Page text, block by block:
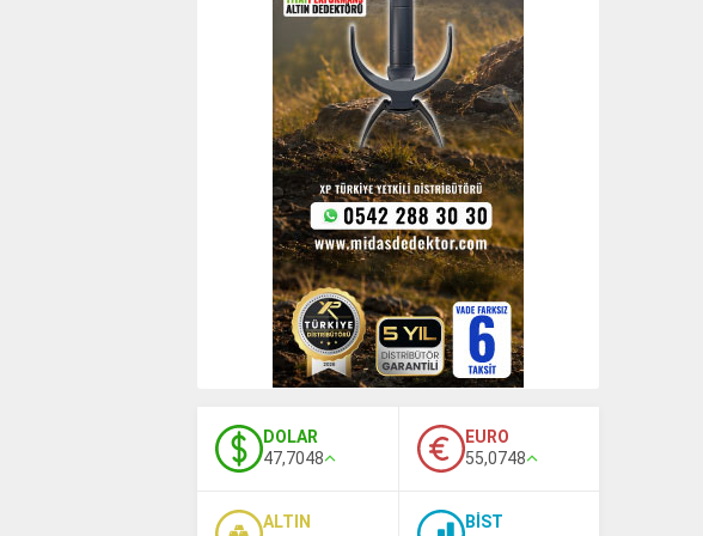
DOLAR
47,7048
EURO
55,0748
ALTIN
BİST